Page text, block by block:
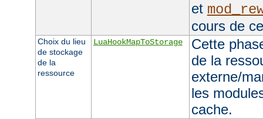
et
cours de
Choix du lieu
de stockage
de la
ressource
LuaHookMapToStorage
Cette
de la
externe/
les
cache.